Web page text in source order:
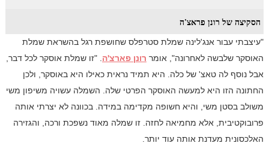
הסקיצה של רונן פראצ'ה
"עיצבתי עבור אנג'לינה שמלת סטרפלס שחושפת רגל בהשראת שמלת
האוסקר שלבשה לאחרונה", אומר רונן פארצ'ה. "זו שמלת אוסקר לכל דבר,
אבל נוסף לה טאצ' של כלה. היא תמיד נראית כאילו היא באוסקר, ולכן
החתונה הזו היא למעשה האוסקר הפרטי שלה. השמלה עשויה משיפון משי
משולב בסטן משי, והיא חשופה מקדימה במידה. בכוונה לא יצרתי אותה
פרובוקטיבית, אלא מחמיאה לחזה. זו שמלה מאוד נשפכת ורכה, והגזירה
האלכסונית מעדנת אותה עוד יותר.